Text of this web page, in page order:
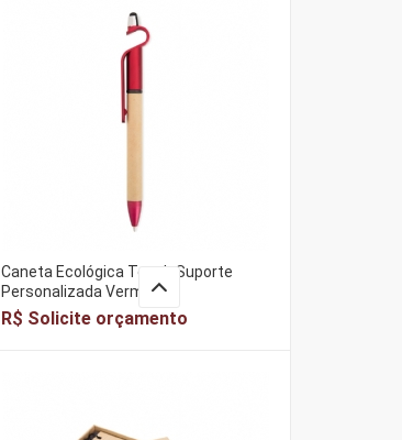
Caneta Ecológica Touch Suporte
Personalizada Vermelha
R$ Solicite orçamento